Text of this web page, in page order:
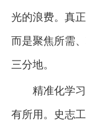
光的浪费。真
而是聚焦所需
三分地。
精准化学
有所用。史志